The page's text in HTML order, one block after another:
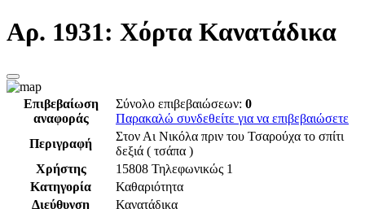
Αρ. 1931: Χόρτα Κανατάδικα
Επιβεβαίωση
αναφοράς
Σύνολο επιβεβαιώσεων: 0
Παρακαλώ συνδεθείτε για να επιβεβαιώσετε
Περιγραφή
Στον Αι Νικόλα πριν του Τσαρούχα το σπίτι
δεξιά ( τσάπα )
Χρήστης
15808 Τηλεφωνικώς 1
Κατηγορία
Καθαριότητα
Διεύθυνση
Κανατάδικα